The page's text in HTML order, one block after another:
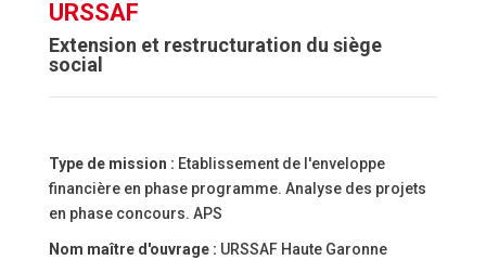
URSSAF
Extension et restructuration du siège
social
Type de mission : Etablissement de l'enveloppe
financière en phase programme. Analyse des projets
en phase concours. APS
Nom maître d'ouvrage : URSSAF Haute Garonne